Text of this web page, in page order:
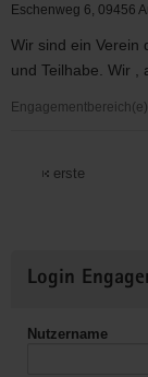
Deutschland
Sehma
Eschenweg 6, 09456
Wir sind ein Verein
und Teilhabe. Wir ,
Erzgebirge,
Regionalgruppe
erste
Informationen
Login
Nutzername